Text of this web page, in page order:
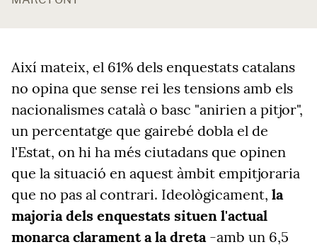
Així mateix, el 61% dels enquestats catalans
no opina que sense rei les tensions amb els
nacionalismes català o basc "anirien a pitjor",
un percentatge que gairebé dobla el de
l'Estat, on hi ha més ciutadans que opinen
que la situació en aquest àmbit empitjoraria
que no pas al contrari. Ideològicament, la
majoria dels enquestats situen l'actual
monarca clarament a la dreta-amb un 6,5